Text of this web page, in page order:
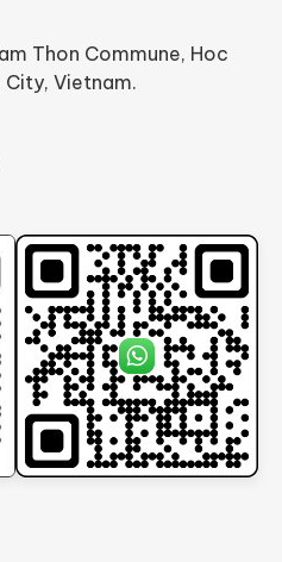
Thon Commune, Hoc
City, Vietnam.